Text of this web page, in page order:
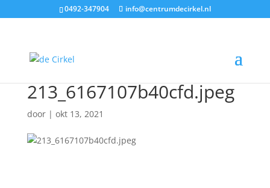
0492-347904 info@centrumdecirkel.nl
213_6167107b40cfd.jpeg
door | okt 13, 2021